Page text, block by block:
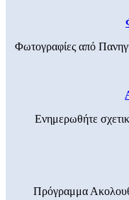
Φωτογραφίες από
Ενημερωθήτε
Πρόγραμμα